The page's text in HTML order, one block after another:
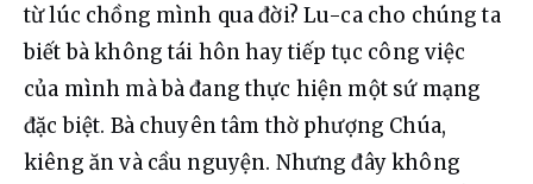
từ lúc chồng mình qua đời? Lu-ca cho chúng ta
biết bà không tái hôn hay tiếp tục công việc
của mình mà bà đang thực hiện một sứ mạng
đặc biệt. Bà chuyên tâm thờ phượng Chúa,
kiêng ăn và cầu nguyện. Nhưng đây không